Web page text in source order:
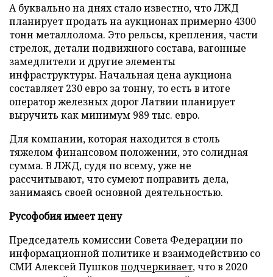
А буквально на днях стало известно, что ЛЖД
планирует продать на аукционах примерно 4300
тонн металлолома. Это рельсы, крепления, части
стрелок, детали подвижного состава, вагонные
замедлители и другие элементы
инфраструктуры. Начальная цена аукциона
составляет 230 евро за тонну, то есть в итоге
оператор железных дорог Латвии планирует
выручить как минимум 989 тыс. евро.
Для компании, которая находится в столь
тяжелом финансовом положении, это солидная
сумма. В ЛЖД, судя по всему, уже не
рассчитывают, что сумеют поправить дела,
занимаясь своей основной деятельностью.
Русофобия имеет цену
Председатель комиссии Совета Федерации по
информационной политике и взаимодействию со
СМИ Алексей Пушков подчеркивает, что в 2020